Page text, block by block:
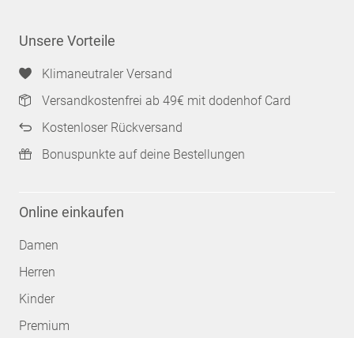
Unsere Vorteile
Klimaneutraler Versand
Versandkostenfrei ab 49€ mit dodenhof Card
Kostenloser Rückversand
Bonuspunkte auf deine Bestellungen
Online einkaufen
Damen
Herren
Kinder
Premium